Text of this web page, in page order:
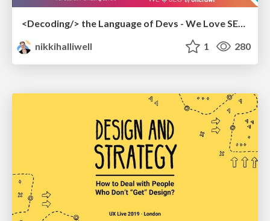
<Decoding/> the Language of Devs - We Love SEO 2024
nikkihalliwell
1 280